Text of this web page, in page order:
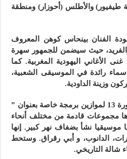
والأطلس (أحوزار) ومنطقة
الفنان بينحاس كوهن المعروف
حيث سيضمن للجمهور سهرة
الأغاني اليهودية المغربية. كما
رائدة في الموسيقى الشعبية،
وزينة الداودية.
من جهة أخرى، تستضيف الدورة 13 لموازين برمجة خاصة بعنوان ”
مجموعات قادمة من مختلف أنحاء
موسيقيا نشأ بضفاف نهر كبير. إنها
الدانوب، و أبي رقراق. وستحط
شالة التاريخي.